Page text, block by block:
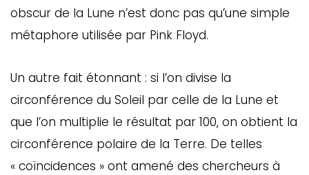
obscur de la Lune n’est donc pas qu’une simple
métaphore utilisée par Pink Floyd.
Un autre fait étonnant : si l’on divise la
circonférence du Soleil par celle de la Lune et
que l’on multiplie le résultat par 100, on obtient la
circonférence polaire de la Terre. De telles
« coïncidences » ont amené des chercheurs à